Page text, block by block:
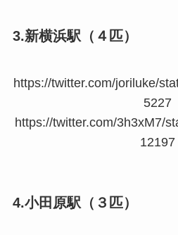
3.新横浜駅（４匹）
https://twitter.com/joriluke/
5227
https://twitter.com/3h3xM7/
12197
4.小田原駅（３匹）